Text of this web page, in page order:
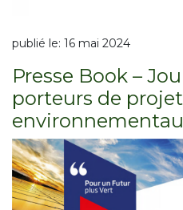
publié le: 16 mai 2024
Presse Book –
porteurs de